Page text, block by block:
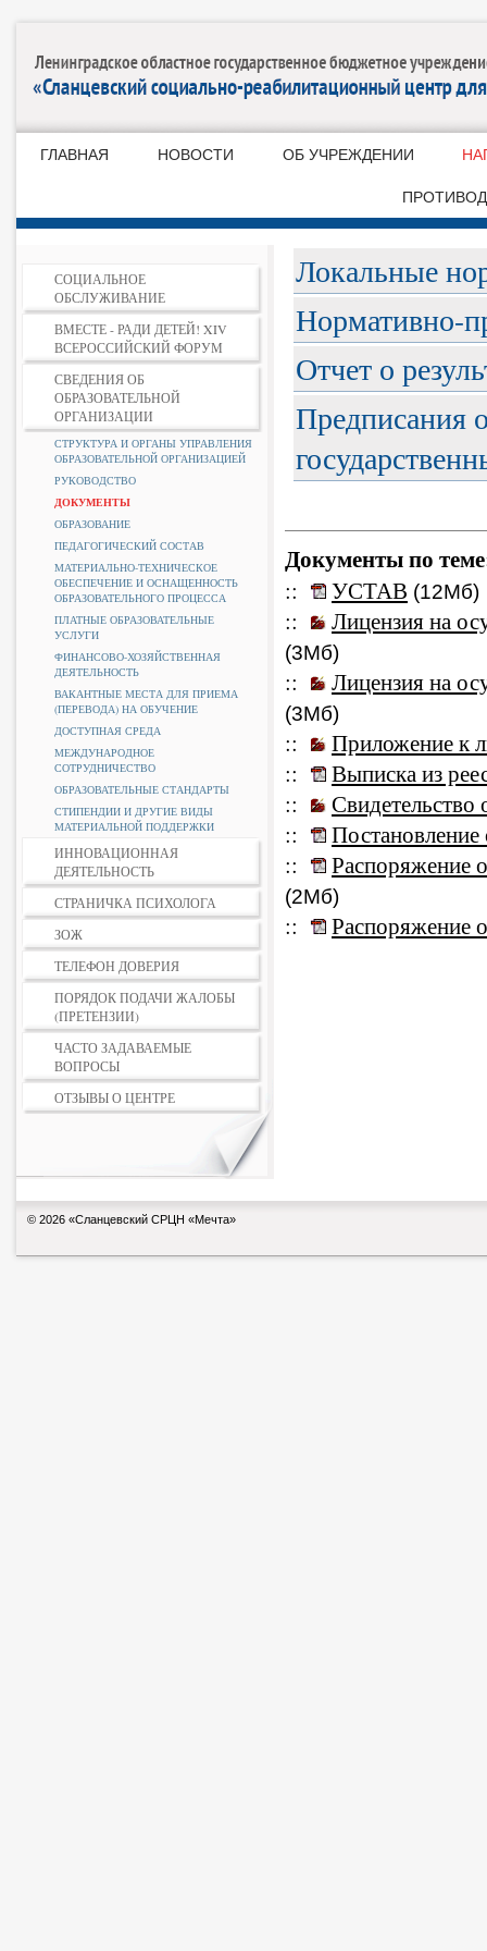
ГЛАВНАЯ НОВОСТИ ОБ УЧРЕЖДЕНИИ
СОЦИАЛЬНОЕ
ОБСЛУЖИВАНИЕ
ВМЕСТЕ - РАДИ ДЕТЕЙ! XIV
ВСЕРОССИЙСКИЙ ФОРУМ
СВЕДЕНИЯ ОБ
ОБРАЗОВАТЕЛЬНОЙ
ОРГАНИЗАЦИИ
СТРУКТУРА И ОРГАНЫ УПРАВЛЕНИЯ
ОБРАЗОВАТЕЛЬНОЙ ОРГАНИЗАЦИЕЙ
РУКОВОДСТВО
ДОКУМЕНТЫ
ОБРАЗОВАНИЕ
ПЕДАГОГИЧЕСКИЙ СОСТАВ
МАТЕРИАЛЬНО-ТЕХНИЧЕСКОЕ
ОБЕСПЕЧЕНИЕ И ОСНАЩЕННОСТЬ
ОБРАЗОВАТЕЛЬНОГО ПРОЦЕССА
ПЛАТНЫЕ ОБРАЗОВАТЕЛЬНЫЕ
УСЛУГИ
ФИНАНСОВО-ХОЗЯЙСТВЕННАЯ
ДЕЯТЕЛЬНОСТЬ
ВАКАНТНЫЕ МЕСТА ДЛЯ ПРИЕМА
(ПЕРЕВОДА) НА ОБУЧЕНИЕ
ДОСТУПНАЯ СРЕДА
МЕЖДУНАРОДНОЕ
СОТРУДНИЧЕСТВО
ОБРАЗОВАТЕЛЬНЫЕ СТАНДАРТЫ
СТИПЕНДИИ И ДРУГИЕ ВИДЫ
МАТЕРИАЛЬНОЙ ПОДДЕРЖКИ
ИННОВАЦИОННАЯ
ДЕЯТЕЛЬНОСТЬ
СТРАНИЧКА ПСИХОЛОГА
ЗОЖ
ТЕЛЕФОН ДОВЕРИЯ
ПОРЯДОК ПОДАЧИ ЖАЛОБЫ
(ПРЕТЕНЗИИ)
ЧАСТО ЗАДАВАЕМЫЕ
ВОПРОСЫ
ОТЗЫВЫ О ЦЕНТРЕ
Локальные
Нормативно-
Отчет о
Предписания
Документы по
:: УСТАВ (12Мб)
:: Лицензия на
(3Мб)
:: Лицензия на
(3Мб)
::
Приложение к
::
Выписка из
::
Свидетельство
::
::
Распоряжение
(2Мб)
:: Распоряжение
© 2026 «Сланцевский СРЦН «Мечта»